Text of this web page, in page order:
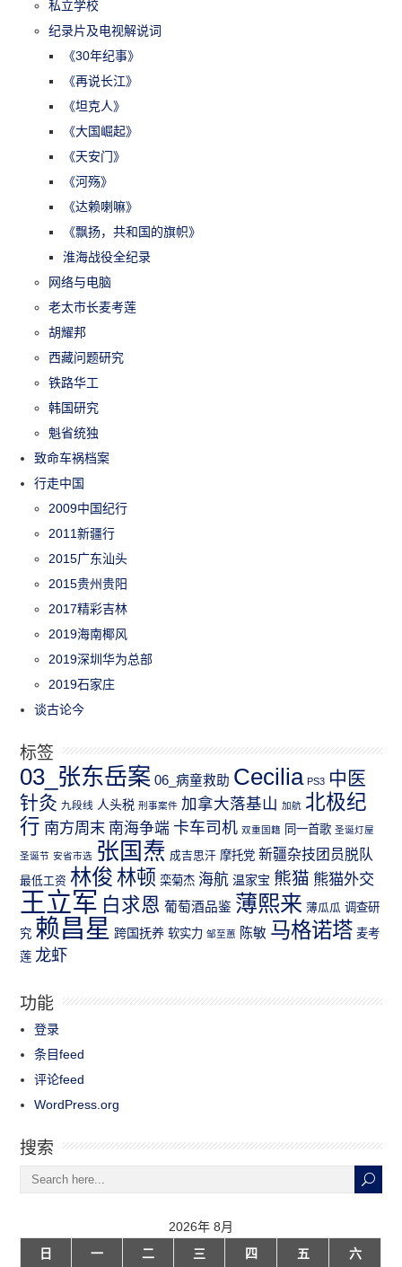
私立学校
纪录片及电视解说词
《30年纪事》
《再说长江》
《坦克人》
《大国崛起》
《天安门》
《河殇》
《达赖喇嘛》
《飘扬，共和国的旗帜》
淮海战役全纪录
网络与电脑
老太市长麦考莲
胡耀邦
西藏问题研究
铁路华工
韩国研究
魁省统独
致命车祸档案
行走中国
2009中国纪行
2011新疆行
2015广东汕头
2015贵州贵阳
2017精彩吉林
2019海南椰风
2019深圳华为总部
2019石家庄
谈古论今
标签
03_张东岳案 06_病童救助 Cecilia PS3 中医
针灸 九段线 人头税 刑事案件 加拿大落基山 加航 北极纪
行 南方周末 南海争端 卡车司机 双重国籍 同一首歌 圣诞灯屋
圣诞节 安省市选 张国焘 成吉思汗 摩托党 新疆杂技团员脱队
最低工资 林俊 林顿 栾菊杰 海航 温家宝 熊猫 熊猫外交
王立军 白求恩 葡萄酒品鉴 薄熙来 薄瓜瓜 调查研
究 赖昌星 跨国抚养 软实力 邹至蕙 陈敏 马格诺塔 麦考
莲 龙虾
功能
登录
条目feed
评论feed
WordPress.org
搜索
2026年 8月
日
一 二 三 四 五 六